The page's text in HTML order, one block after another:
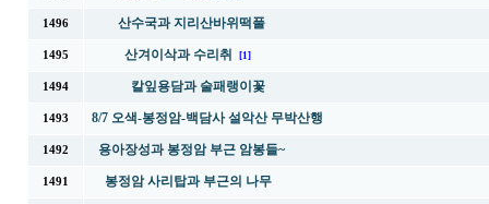
1496 산수국과 지리산바위떡풀
1495 산겨이삭과 수리취 [1]
1494 칼잎용담과 술패랭이꽃
1493 8/7 오색-봉정암-백담사 설악산 무박산행
1492 용아장성과 봉정암 부근 암봉들~
1491 봉정암 사리탑과 부근의 나무